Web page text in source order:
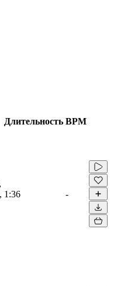
Длительность BPM
1:36 -